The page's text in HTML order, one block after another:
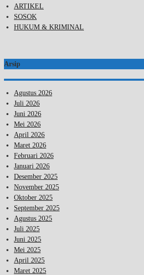
ARTIKEL
SOSOK
HUKUM & KRIMINAL
Arsip
Agustus 2026
Juli 2026
Juni 2026
Mei 2026
April 2026
Maret 2026
Februari 2026
Januari 2026
Desember 2025
November 2025
Oktober 2025
September 2025
Agustus 2025
Juli 2025
Juni 2025
Mei 2025
April 2025
Maret 2025